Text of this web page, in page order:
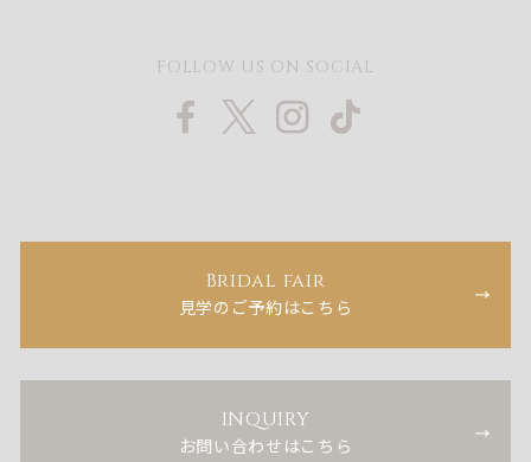
FOLLOW US ON SOCIAL
Bridal fair
見学のご予約はこちら
INQUIRY
お問い合わせはこちら